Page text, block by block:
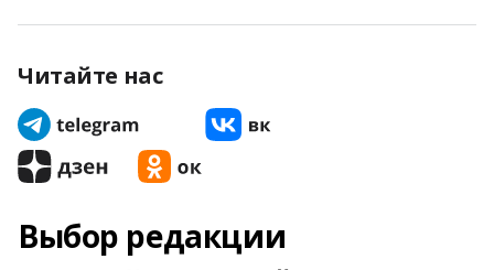
Читайте нас
Выбор редакции